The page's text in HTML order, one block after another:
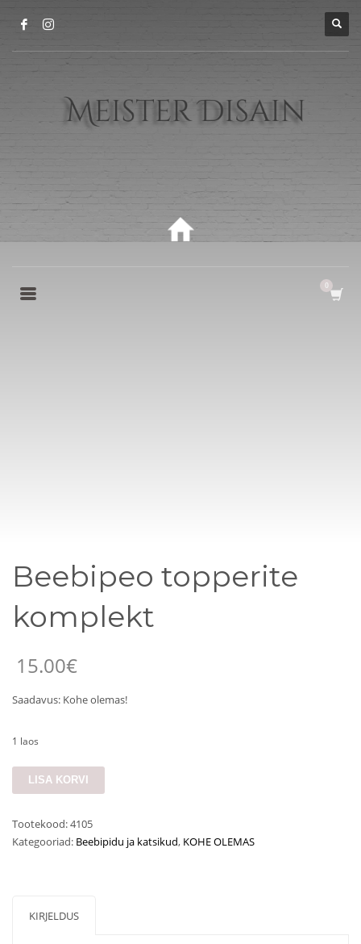
Beebipeo topperite
komplekt
15.00€
Saadavus: Kohe olemas!
1 laos
Beebipeo
topperite
kogus
LISA KORVI
Tootekood:4105
Kategooriad: Beebipidu ja katsikud, KOHE OLEMAS
KIRJELDUS